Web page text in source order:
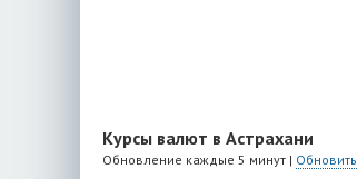
Курсы валют в Астрахани
Обновление каждые 5 минут | Обновить